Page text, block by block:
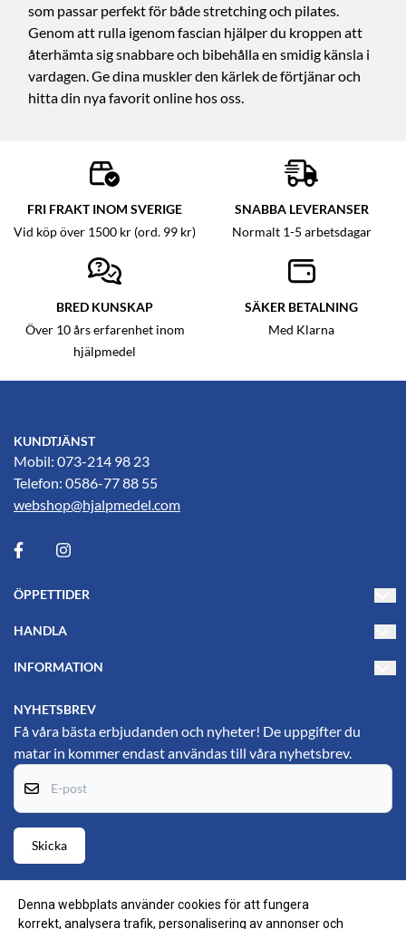
som passar perfekt för både stretching och pilates.
Genom att rulla igenom fascian hjälper du kroppen att
återhämta sig snabbare och bibehålla en smidig känsla i
vardagen. Ge dina muskler den kärlek de förtjänar och
hitta din nya favorit online hos oss.
FRI FRAKT INOM SVERIGE
Vid köp över 1500 kr (ord. 99 kr)
SNABBA LEVERANSER
Normalt 1-5 arbetsdagar
BRED KUNSKAP
Över 10 års erfarenhet inom
hjälpmedel
SÄKER BETALNING
Med Klarna
KUNDTJÄNST
Mobil: 073-214 98 23
Telefon: 0586-77 88 55
webshop@hjalpmedel.com
ÖPPETTIDER
Fredag 10-15
PL's Hjälpmedelsbutik
69134 Karlskoga
Hitta till oss (Google maps)
HANDLA
INFORMATION
Blogg
Nyhetsbrev
Om cookies
NYHETSBREV
Få våra bästa erbjudanden och nyheter! De uppgifter du
matar in kommer endast användas till våra nyhetsbrev.
E-post
Skicka
Denna webbplats använder cookies för att fungera
korrekt, analysera trafik, personalisering av annonser och